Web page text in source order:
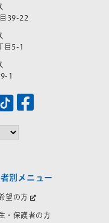
39-22
目5-1
1
別メニュー
望の方
・保護者の方